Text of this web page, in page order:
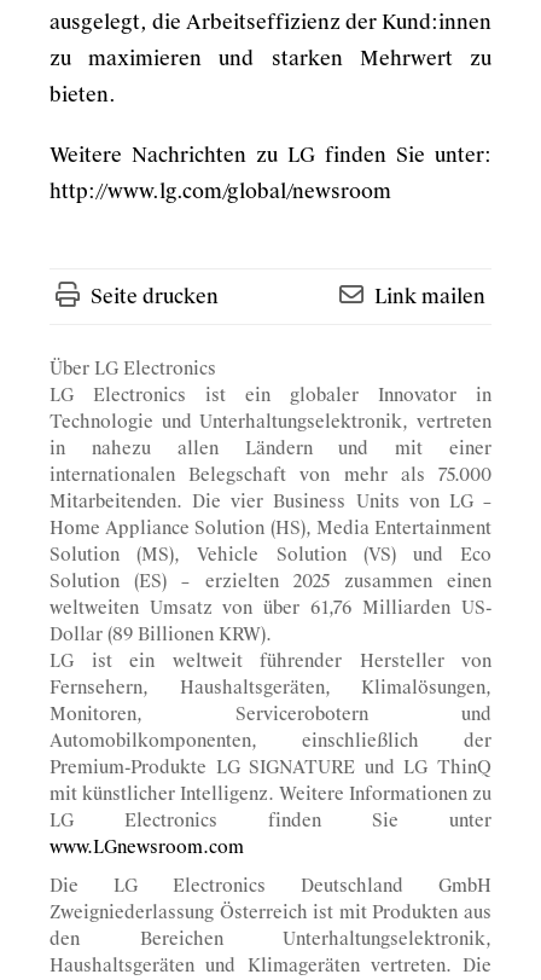
ausgelegt, die Arbeitseffizienz der Kund:innen
zu maximieren und starken Mehrwert zu
bieten.
Weitere Nachrichten zu LG finden Sie unter:
http://www.lg.com/global/newsroom
Seite drucken Link mailen
Über LG Electronics
LG Electronics ist ein globaler Innovator in
Technologie und Unterhaltungselektronik, vertreten
in nahezu allen Ländern und mit einer
internationalen Belegschaft von mehr als 75.000
Mitarbeitenden. Die vier Business Units von LG –
Home Appliance Solution (HS), Media Entertainment
Solution (MS), Vehicle Solution (VS) und Eco
Solution (ES) – erzielten 2025 zusammen einen
weltweiten Umsatz von über 61,76 Milliarden US-
Dollar (89 Billionen KRW).
LG ist ein weltweit führender Hersteller von
Fernsehern, Haushaltsgeräten, Klimalösungen,
Monitoren, Servicerobotern und
Automobilkomponenten, einschließlich der
Premium-Produkte LG SIGNATURE und LG ThinQ
mit künstlicher Intelligenz. Weitere Informationen zu
LG Electronics finden Sie unter
www.LGnewsroom.com
Die LG Electronics Deutschland GmbH
Zweigniederlassung Österreich ist mit Produkten aus
den Bereichen Unterhaltungselektronik,
Haushaltsgeräten und Klimageräten vertreten. Die